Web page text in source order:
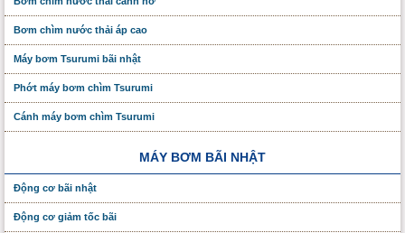
Bơm chìm nước thải áp cao
Máy bơm Tsurumi bãi nhật
Phớt máy bơm chìm Tsurumi
Cánh máy bơm chìm Tsurumi
MÁY BƠM BÃI NHẬT
Động cơ bãi nhật
Động cơ giảm tốc bãi